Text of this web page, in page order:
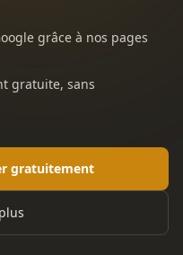
grâce à nos pages
gratuite, sans
gratuitement